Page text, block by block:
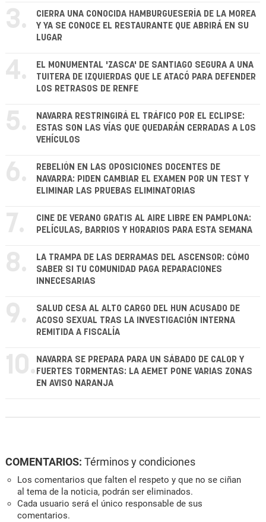
3.
CIERRA UNA CONOCIDA HAMBURGUESERÍA DE LA MOREA
Y YA SE CONOCE EL RESTAURANTE QUE ABRIRÁ EN SU
LUGAR
4.
EL MONUMENTAL 'ZASCA' DE SANTIAGO SEGURA A UNA
TUITERA DE IZQUIERDAS QUE LE ATACÓ PARA DEFENDER
LOS RETRASOS DE RENFE
5.
NAVARRA RESTRINGIRÁ EL TRÁFICO POR EL ECLIPSE:
ESTAS SON LAS VÍAS QUE QUEDARÁN CERRADAS A LOS
VEHÍCULOS
6.
REBELIÓN EN LAS OPOSICIONES DOCENTES DE
NAVARRA: PIDEN CAMBIAR EL EXAMEN POR UN TEST Y
ELIMINAR LAS PRUEBAS ELIMINATORIAS
7.
CINE DE VERANO GRATIS AL AIRE LIBRE EN PAMPLONA:
PELÍCULAS, BARRIOS Y HORARIOS PARA ESTA SEMANA
8.
LA TRAMPA DE LAS DERRAMAS DEL ASCENSOR: CÓMO
SABER SI TU COMUNIDAD PAGA REPARACIONES
INNECESARIAS
9.
SALUD CESA AL ALTO CARGO DEL HUN ACUSADO DE
ACOSO SEXUAL TRAS LA INVESTIGACIÓN INTERNA
REMITIDA A FISCALÍA
10. NAVARRA SE PREPARA PARA UN SÁBADO DE CALOR Y
FUERTES TORMENTAS: LA AEMET PONE VARIAS ZONAS
EN AVISO NARANJA
COMENTARIOS: Términos y condiciones
Los comentarios que falten el respeto y que no se ciñan
al tema de la noticia, podrán ser eliminados.
Cada usuario será el único responsable de sus
comentarios.